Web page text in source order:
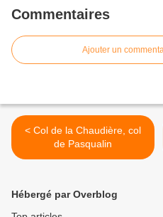
Commentaires
Ajouter un
< Col de la Chaudière, col
de Pasqualin
Hébergé par Overblog